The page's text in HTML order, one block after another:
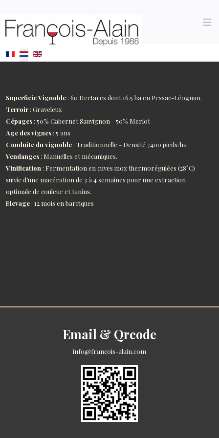
Superficie Vignoble : 60 Hectares dont 16.5 ha en Pessac-Léognan.
Terroir : Graveleux
Cépages : 50% Cabernet Sauvignon - 50% Merlot
Age des vignes : 5 ans
Conduite du vignoble : Traditionnelle - Densité 7400 pieds/ha
Vendanges : Manuelles et mécaniques.
Vinification : Fermentation en cuves inox thermorégulées (28°C)
suivie d’une macération de 3 à 4 semaines pour une extraction
optimale de couleur et tanins.
Elevage : 12 mois en barriques
Email & Qrcode
info@francois-alain.com